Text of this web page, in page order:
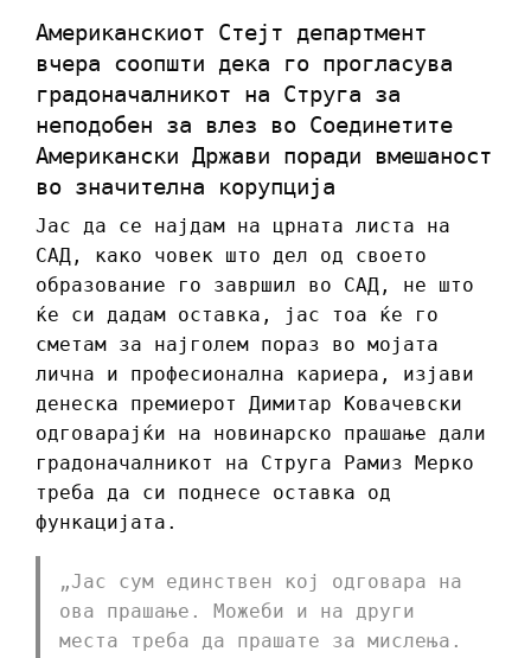
Американскиот Стејт департмент
вчера соопшти дека го прогласува
градоначалникот на Струга за
неподобен за влез во Соединетите
Американски Држави поради вмешаност
во значителна корупција
Јас да се најдам на црната листа на
САД, како човек што дел од своето
образование го завршил во САД, не што
ќе си дадам оставка, јас тоа ќе го
сметам за најголем пораз во мојата
лична и професионална кариера, изјави
денеска премиерот Димитар Ковачевски
одговарајќи на новинарско прашање дали
градоначалникот на Струга Рамиз Мерко
треба да си поднесе оставка од
функацијата.
„Јас сум единствен кој одговара на
ова прашање. Можеби и на други
места треба да прашате за мислења.